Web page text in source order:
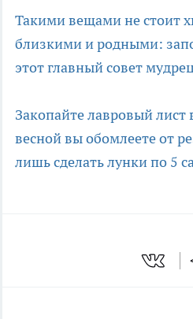
Такими вещами не стоит
близкими и родными:
этот главный совет
Закопайте лавровый лист
весной вы обомлеете от
лишь сделать лунки по 5